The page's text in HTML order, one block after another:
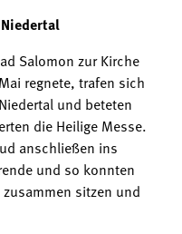
Salomon zur Kirche
regnete, trafen sich
und beteten
die Heilige Messe.
anschließen ins
und so konnten
sitzen und